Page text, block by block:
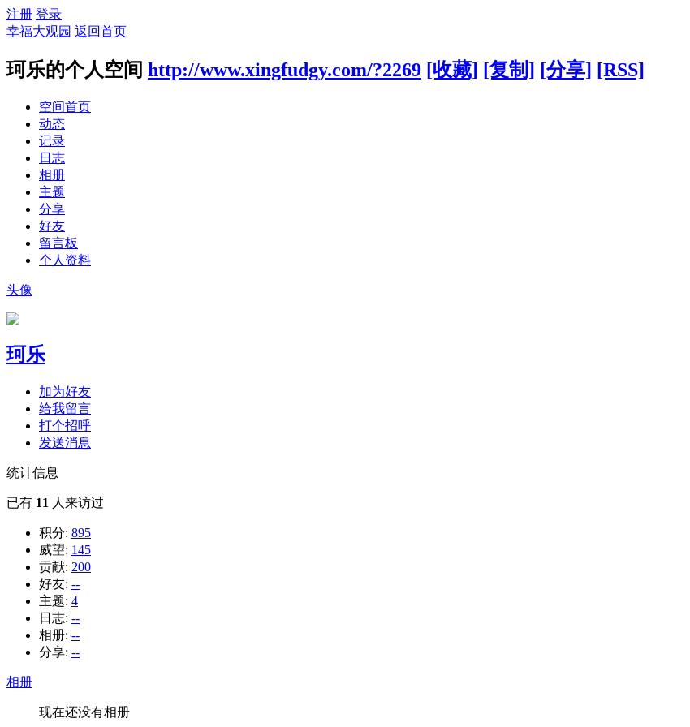
注册 登录
幸福大观园 返回首页
珂乐的个人空间 http://www.xingfudgy.com/?2269 [收藏] [复制] [分享] [RSS]
空间首页
动态
记录
日志
相册
主题
分享
好友
留言板
个人资料
头像
珂乐
加为好友
给我留言
打个招呼
发送消息
统计信息
已有 11 人来访过
积分: 895
威望: 145
贡献: 200
好友: --
主题: 4
日志: --
相册: --
分享: --
相册
现在还没有相册